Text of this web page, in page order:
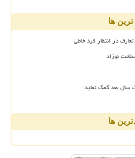
ها
در انتظار فرد خاطی
نوزاد
ها